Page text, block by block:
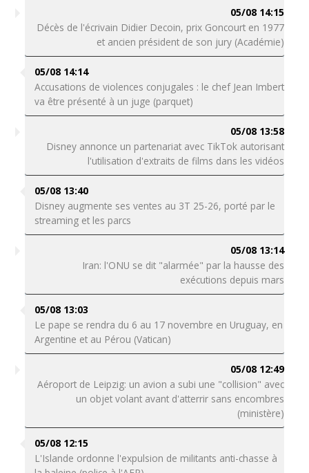
05/08 14:15
Décès de l'écrivain Didier Decoin, prix Goncourt en 1977
et ancien président de son jury (Académie)
05/08 14:14
Accusations de violences conjugales : le chef Jean Imbert
va être présenté à un juge (parquet)
05/08 13:58
Disney annonce un partenariat avec TikTok autorisant
l'utilisation d'extraits de films dans les vidéos
05/08 13:40
Disney augmente ses ventes au 3T 25-26, porté par le
streaming et les parcs
05/08 13:14
Iran: l'ONU se dit "alarmée" par la hausse des
exécutions depuis mars
05/08 13:03
Le pape se rendra du 6 au 17 novembre en Uruguay, en
Argentine et au Pérou (Vatican)
05/08 12:49
Aéroport de Leipzig: un avion a subi une "collision" avec
un objet volant avant d'atterrir sans encombres
(ministère)
05/08 12:15
L'Islande ordonne l'expulsion de militants anti-chasse à